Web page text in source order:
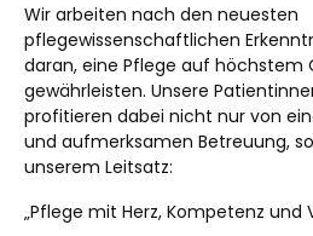
Wir arbeiten nach den neuesten
pflegewissenschaftlichen
daran, eine Pflege auf höchstem
gewährleisten. Unsere
profitieren dabei nicht nur von
und aufmerksamen Betreuung,
unserem Leitsatz:
„Pflege mit Herz, Kompetenz und